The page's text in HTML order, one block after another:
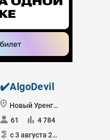
✔️AlgoDevil
Новый Уренгой
61
4 784
с 3 августа 2016